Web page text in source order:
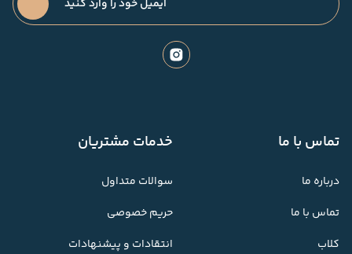
تماس با ما
درباره ما
تماس با ما
کلاب
خدمات مشتریان
سوالات متداول
حریم خصوصی
انتقادات و پیشنهادات